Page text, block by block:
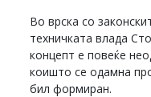
Во врска со
техничката влада
концепт е повеќе
коишто се одамна
бил формиран.